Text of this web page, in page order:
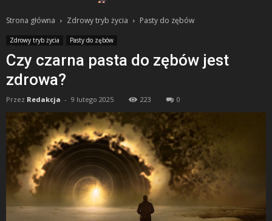
Strona główna Zdrowy tryb życia Pasty do zębów
Zdrowy tryb życia Pasty do zębów
Czy czarna pasta do zębów jest
zdrowa?
Przez Redakcja - 9 lutego 2025 223 0